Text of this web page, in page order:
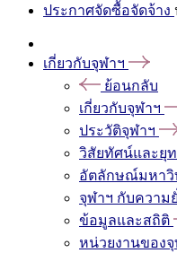
ประกาศจัดซื้อจัดจ้าง
เกี่ยวกับจุฬาฯ
ย้อนกลับ
เกี่ยวกับจุฬาฯ
ประวัติจุฬาฯ
วิสัยทัศน์และยุ
อัตลักษณ์มหาวิ
จุฬาฯ กับความ
ข้อมูลและสถิติ
หน่วยงานของจุ